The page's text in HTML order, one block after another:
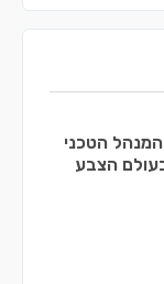
הטכני
הצבע